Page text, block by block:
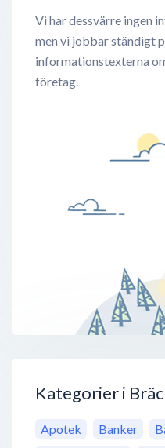
Vi har dessvärre ingen
men vi jobbar ständigt
informationstexterna
företag.
Kategorier i
Apotek Banker